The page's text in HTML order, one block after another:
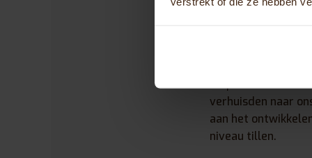
Meer
Na jaren in het
verhuisden naar
aan het
niveau tillen.